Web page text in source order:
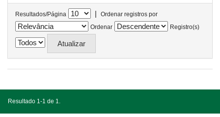
Resultados/Página |
Ordenar registros por
Ordenar
Registro(s)
Resultado 1-1 de 1.